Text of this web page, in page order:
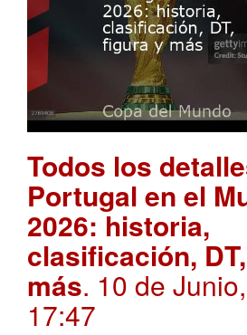
Todos los
Portugal en el
2026: historia,
clasificación,
más. 10 de
17:47